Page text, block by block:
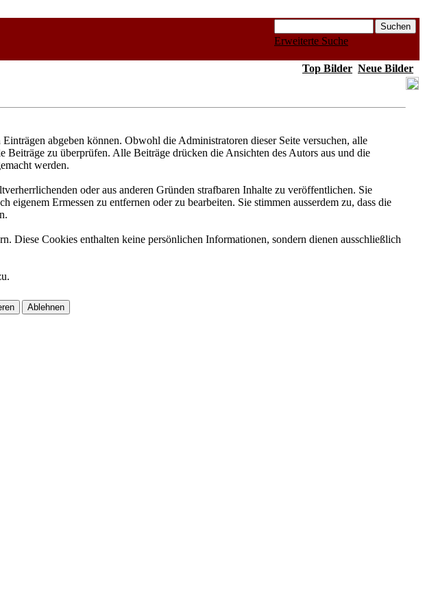
Erweiterte Suche
Top Bilder Neue Bilder
abgeben können. Obwohl die Administratoren dieser Seite versuchen, alle
zu überprüfen. Alle Beiträge drücken die Ansichten des Autors aus und die
werden.
oder aus anderen Gründen strafbaren Inhalte zu veröffentlichen. Sie
Ermessen zu entfernen oder zu bearbeiten. Sie stimmen ausserdem zu, dass die
Diese Cookies enthalten keine persönlichen Informationen, sondern dienen ausschließlich